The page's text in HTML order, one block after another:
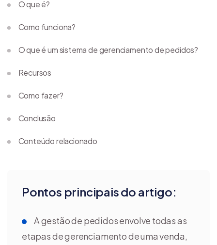
Pontos principais do artigo:
A gestão de pedidos envolve todas as
etapas de gerenciamento de uma venda,
O que é?
Como funciona?
O que é um sistema de gerenciamento de pedidos?
Recursos
Como fazer?
Conclusão
Conteúdo relacionado